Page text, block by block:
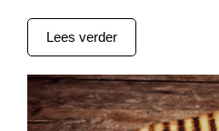
Lees verder